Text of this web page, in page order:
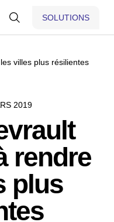
SOLUTIONS
villes plus résilientes
2019
rendre
plus